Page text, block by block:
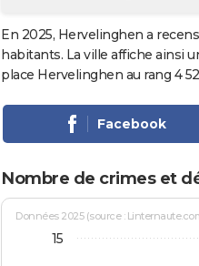
En 2025, Hervelinghen a
habitants. La ville affiche ainsi
place Hervelinghen au rang 4
Facebook
Nombre de crimes et
Données 2025 (source :
15